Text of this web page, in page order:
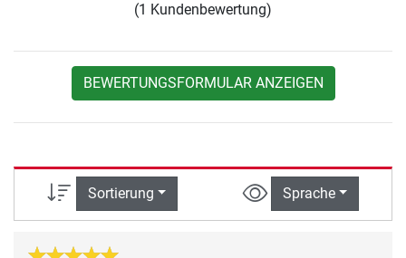
(1 Kundenbewertung)
BEWERTUNGSFORMULAR ANZEIGEN
Sortierung Sprache